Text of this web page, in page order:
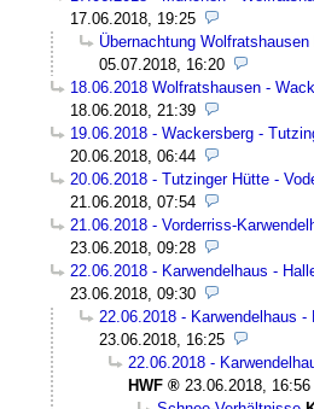
17.06.2018, 19:25
Übernachtung Wolfratshausen
05.07.2018, 16:20
18.06.2018 Wolfratshausen -
18.06.2018, 21:39
19.06.2018 - Wackersberg -
20.06.2018, 06:44
20.06.2018 - Tutzinger Hütte -
21.06.2018, 07:54
21.06.2018 - Vorderriss-
23.06.2018, 09:28
22.06.2018 - Karwendelhaus -
23.06.2018, 09:30
22.06.2018 - Karwendelhaus -
23.06.2018, 16:25
22.06.2018 -
HWF
23.06.2018, 16:56